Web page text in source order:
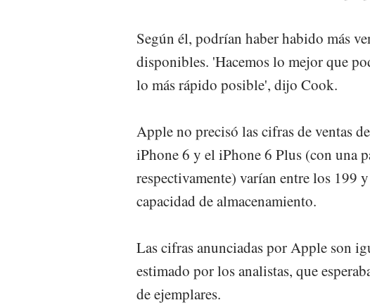
Según él, podrían haber habido más
disponibles. 'Hacemos lo mejor que
lo más rápido posible', dijo Cook.
Apple no precisó las cifras de ventas
iPhone 6 y el iPhone 6 Plus (con una
respectivamente) varían entre los 199
capacidad de almacenamiento.
Las cifras anunciadas por Apple son
estimado por los analistas, que
de ejemplares.